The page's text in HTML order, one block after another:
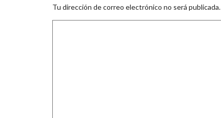
Tu dirección de correo electrónico no será publicada.